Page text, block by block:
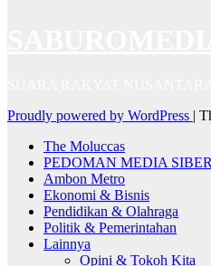
Proudly powered by WordPress |
The Moluccas
PEDOMAN MEDIA SIBER
Ambon Metro
Ekonomi & Bisnis
Pendidikan & Olahraga
Politik & Pemerintahan
Lainnya
Opini & Tokoh Kita